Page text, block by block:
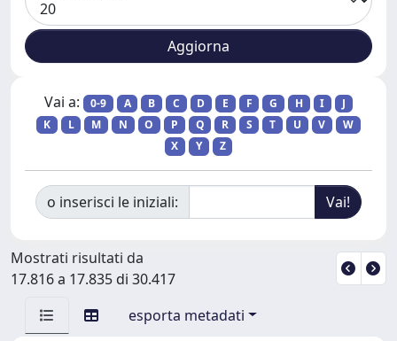
Vai a: 0-9 A B C D E F G H I
J
K
L M N O P Q R S T U V
W
X
Y Z
o inserisci le iniziali:
Mostrati risultati da
17.816 a 17.835 di 30.417
esporta metadati